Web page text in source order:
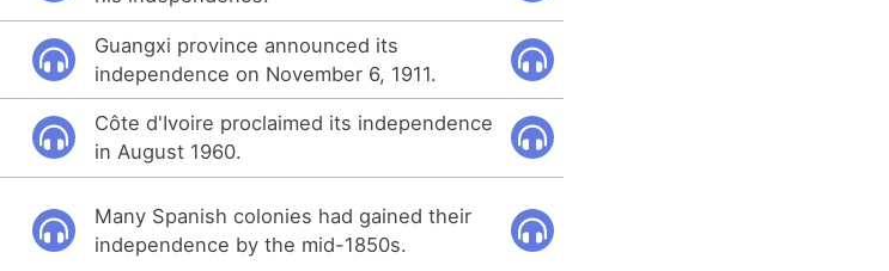
Guangxi province announced its
independence on November 6, 1911.
Côte d'Ivoire proclaimed its independence
in August 1960.
Many Spanish colonies had gained their
independence by the mid-1850s.